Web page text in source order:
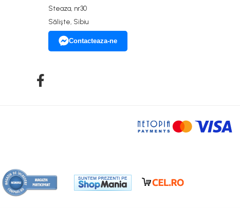
Steaza, nr30
Sălişte, Sibiu
Contacteaza-ne